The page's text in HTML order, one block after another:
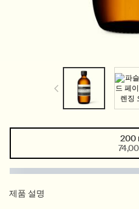
200
,
제품 설명